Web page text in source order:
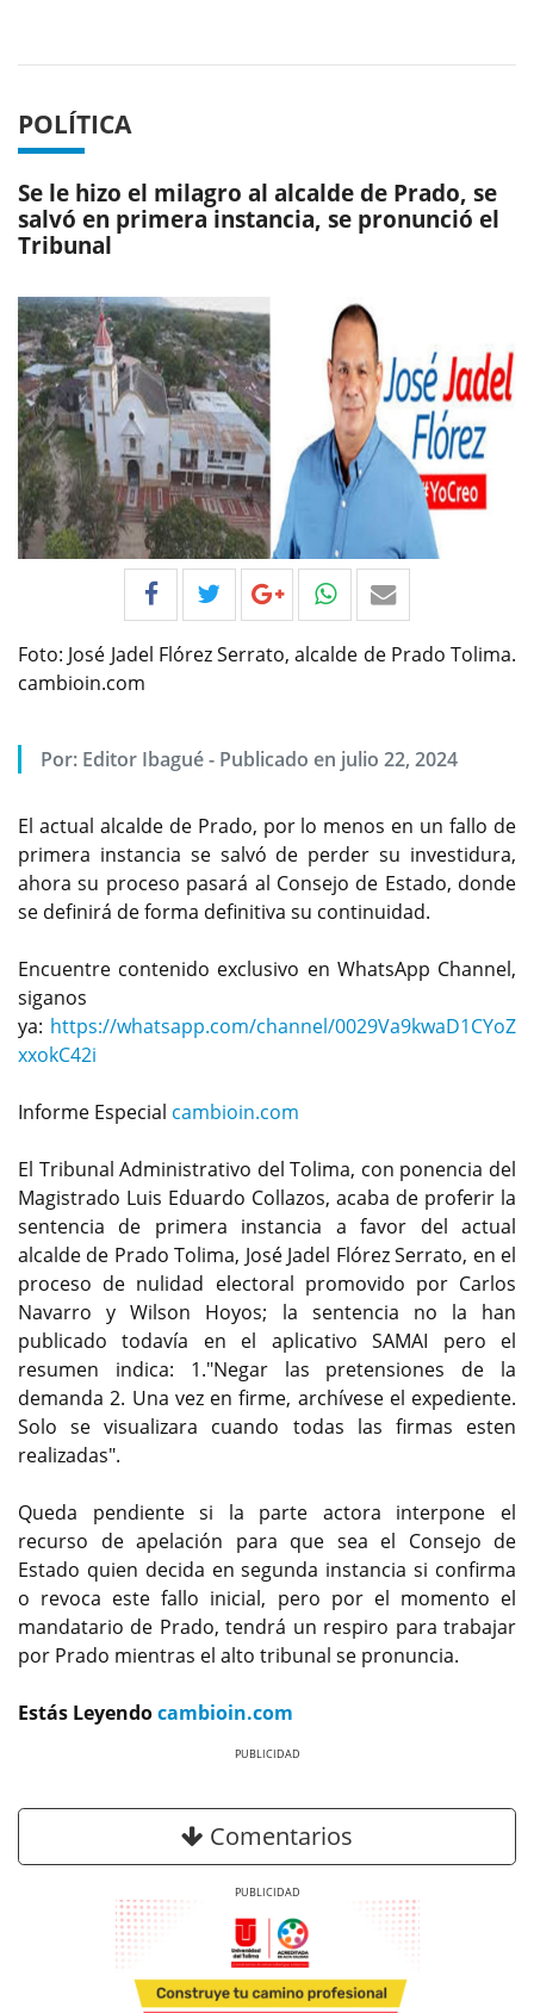
POLÍTICA
Se le hizo el milagro al alcalde de Prado, se
salvó en primera instancia, se pronunció el
Tribunal
Foto: José Jadel Flórez Serrato, alcalde de Prado Tolima.
cambioin.com
Por: Editor Ibagué- Publicado en julio 22, 2024
El actual alcalde de Prado, por lo menos en un fallo de
primera instancia se salvó de perder su investidura,
ahora su proceso pasará al Consejo de Estado, donde
se definirá de forma definitiva su continuidad.
Encuentre contenido exclusivo en WhatsApp Channel,
siganos
ya: https://whatsapp.com/channel/0029Va9kwaD1CYoZ
xxokC42i
Informe Especial cambioin.com
El Tribunal Administrativo del Tolima, con ponencia del
Magistrado Luis Eduardo Collazos, acaba de proferir la
sentencia de primera instancia a favor del actual
alcalde de Prado Tolima, José Jadel Flórez Serrato, en el
proceso de nulidad electoral promovido por Carlos
Navarro y Wilson Hoyos; la sentencia no la han
publicado todavía en el aplicativo SAMAI pero el
resumen indica: 1."Negar las pretensiones de la
demanda 2. Una vez en firme, archívese el expediente.
Solo se visualizara cuando todas las firmas esten
realizadas".
Queda pendiente si la parte actora interpone el
recurso de apelación para que sea el Consejo de
Estado quien decida en segunda instancia si confirma
o revoca este fallo inicial, pero por el momento el
mandatario de Prado, tendrá un respiro para trabajar
por Prado mientras el alto tribunal se pronuncia.
Estás Leyendocambioin.com
Comentarios